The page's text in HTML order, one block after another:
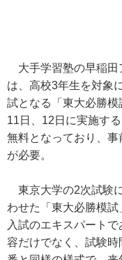
大手学習塾の早稲田
は、高校3年生を対象
試となる「東大必勝模
11日、12日に実施す
無料となっており、事
が必要。
東京大学の2次試験
わせた「東大必勝模試
入試のエキスパート
容だけでなく、試験